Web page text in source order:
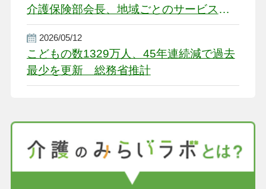
介護保険部会長、地域ごとのサービス基
盤整備を促す
2026/05/12
こどもの数1329万人、45年連続減で過去
最少を更新 総務省推計